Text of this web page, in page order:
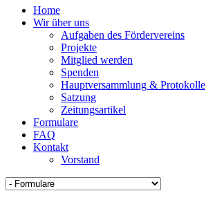
Home
Wir über uns
Aufgaben des Fördervereins
Projekte
Mitglied werden
Spenden
Hauptversammlung & Protokolle
Satzung
Zeitungsartikel
Formulare
FAQ
Kontakt
Vorstand